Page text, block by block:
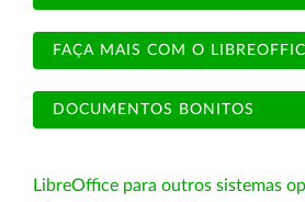
FAÇA MAIS COM O
DOCUMENTOS BONITOS
LibreOffice para outros sistemas